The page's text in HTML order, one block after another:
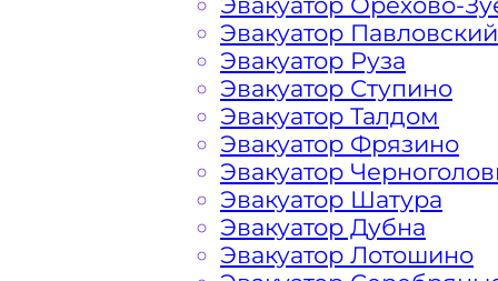
Заказанный эвакуатор
платформой
Маршрут от места вызова
города Троицка
Затрудняющие факторы –
Эвакуатор
Эвакуатор Руза
Эвакуатор Ступино
Эвакуатор Талдом
Эвакуатор Фрязино
Эвакуатор
Эвакуатор Шатура
Эвакуатор Дубна
Эвакуатор Лотошино